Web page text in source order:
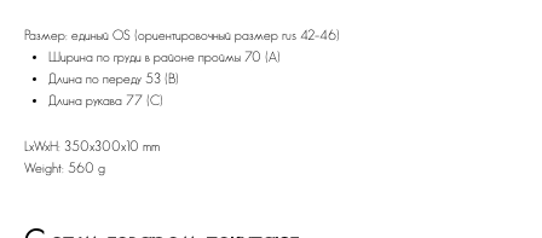
Размер: единый OS (ориентировочный размер rus 42-46)
Ширина по груди в районе проймы 70 (А)
Длина по переду 53 (В)
Длина рукава 77 (С)
LxWxH: 350x300x10 mm
Weight: 560 g